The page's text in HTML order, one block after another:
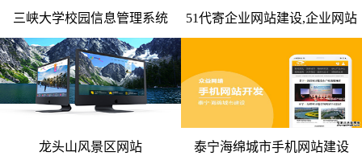
竞价托管案例
网站优化案例
全网营销案例
三峡大学校园信息管理系统
51代寄企业网站建设,企业网站
整站开发
龙头山风景区网站
泰宁海绵城市手机网站建设